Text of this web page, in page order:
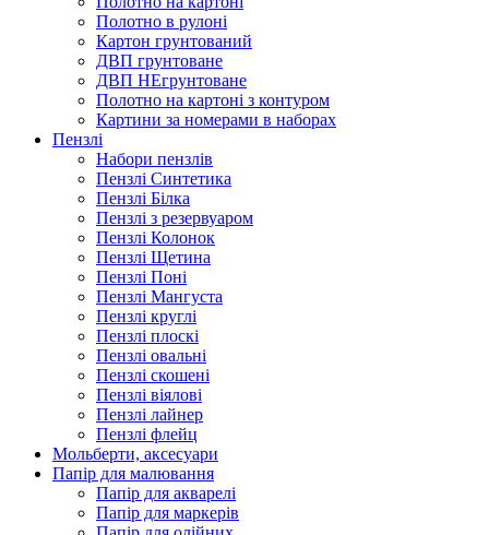
Полотно в рулоні
Картон грунтований
ДВП грунтоване
ДВП НЕгрунтоване
Полотно на картоні з контуром
Картини за номерами в наборах
Пензлі
Набори пензлів
Пензлі Синтетика
Пензлі Білка
Пензлі з резервуаром
Пензлі Колонок
Пензлі Щетина
Пензлі Поні
Пензлі Мангуста
Пензлі круглі
Пензлі плоскі
Пензлі овальні
Пензлі скошені
Пензлі віялові
Пензлі лайнер
Пензлі флейц
Мольберти, аксесуари
Папір для малювання
Папір для акварелі
Папір для маркерів